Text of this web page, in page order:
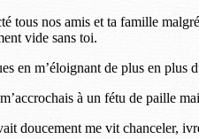
tous nos amis et ta famille
vide sans toi.
en m’éloignant de plus en
à un fétu de paille
doucement me vit chanceler,